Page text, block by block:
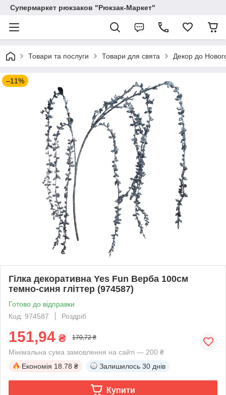
Супермаркет рюкзаков "Рюкзак-Маркет"
Товари та послуги Товари для свята Декор до
–11%
Гілка декоративна Yes Fun Верба 100см
темно-синя гліттер (974587)
Готово до відправки
Код: 974587
Роздріб
151,94 ₴ 170,72 ₴
Мінімальна сума замовлення на сайті — 200 ₴
Економія 18.78 ₴ Залишилось 30 днів
Купити